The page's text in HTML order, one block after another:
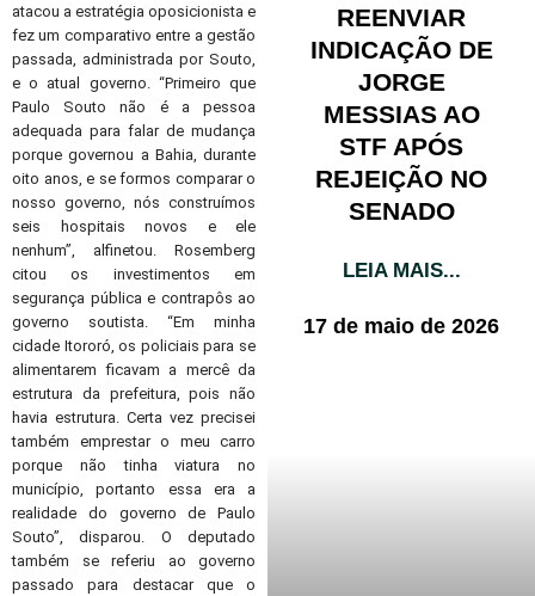
atacou a estratégia oposicionista e
fez um comparativo entre a gestão
passada, administrada por Souto,
e o atual governo. “Primeiro que
Paulo Souto não é a pessoa
adequada para falar de mudança
porque governou a Bahia, durante
oito anos, e se formos comparar o
nosso governo, nós construímos
seis hospitais novos e ele
nenhum”, alfinetou. Rosemberg
citou os investimentos em
segurança pública e contrapôs ao
governo soutista. “Em minha
cidade Itororó, os policiais para se
alimentarem ficavam a mercê da
estrutura da prefeitura, pois não
havia estrutura. Certa vez precisei
também emprestar o meu carro
porque não tinha viatura no
município, portanto essa era a
realidade do governo de Paulo
Souto”, disparou. O deputado
também se referiu ao governo
passado para destacar que o
REENVIAR
INDICAÇÃO DE
JORGE
MESSIAS AO
STF APÓS
REJEIÇÃO NO
SENADO
LEIA MAIS...
17 de maio de 2026